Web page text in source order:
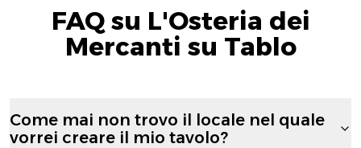
FAQ su L'Osteria dei
Mercanti su Tablo
Come mai non trovo il locale nel quale
vorrei creare il mio tavolo?